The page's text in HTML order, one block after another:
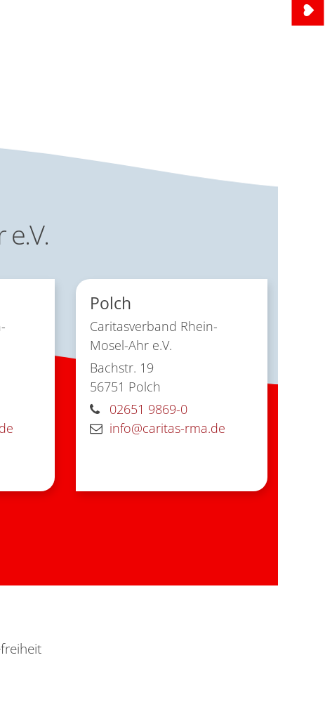
Polch
Caritasverband Rhein-
Mosel-Ahr e.V.
Bachstr. 19
56751 Polch
02651 9869-0
info@caritas-rma.de